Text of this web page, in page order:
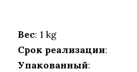
Вес: 1 kg
Срок реализации:
Упакованный: